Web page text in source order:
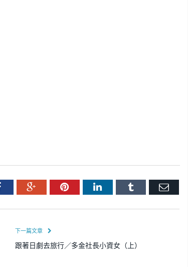
Facebook Google+PinterestLinkedInTumblr Email
下一篇文章
跟著日劇去旅行／多金社長小資女（上）